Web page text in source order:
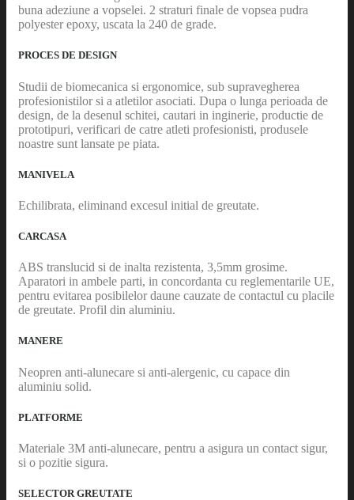
buna adeziune a vopselei. 2 straturi finale de vopsea pudra
polyester epoxy, uscata la 240 de grade.
PROCES DE DESIGN
Studii de biomecanica si ergonomice, sub supravegherea
profesionistilor si a atletilor asociati. Dupa o lunga perioada de
design, de la desenul schitei, cautari in inginerie, productie de
prototipuri, verificari de catre atleti profesionisti, produsele
noastre sunt lansate pe piata.
MANIVELA
Echilibrata, eliminand excesul initial de greutate.
CARCASA
ABS translucid si de inalta rezistenta, 3,5mm grosime.
Aparatori in ambele parti, in concordanta cu reglementarile UE,
pentru evitarea posibilelor daune cauzate de contactul cu placile
de greutate. Profil din aluminiu.
MANERE
Neopren anti-alunecare si anti-alergenic, cu capace din
aluminiu solid.
PLATFORME
Materiale 3M anti-alunecare, pentru a asigura un contact sigur,
si o pozitie sigura.
SELECTOR GREUTATE